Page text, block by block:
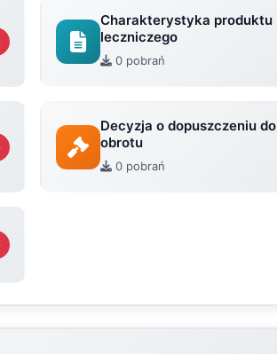
Charakterystyka produktu
leczniczego
0 pobrań
Decyzja o dopuszczeniu do
obrotu
0 pobrań